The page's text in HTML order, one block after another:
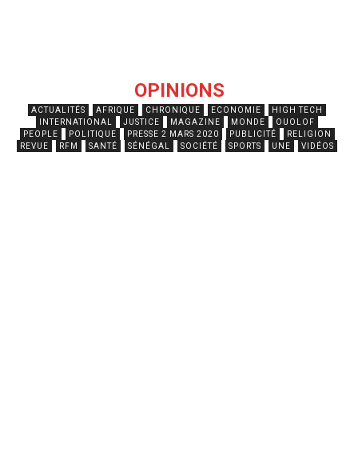
OPINIONS
ACTUALITÉS AFRIQUE CHRONIQUE ECONOMIE
HIGH TECH
INTERNATIONAL
JUSTICE MAGAZINE MONDE
OUOLOF
PEOPLE
POLITIQUE PRESSE 2 MARS 2020 PUBLICITÉ
RELIGION
REVUE
RFM SANTÉ SÉNÉGAL SOCIÉTÉ SPORTS UNE VIDÉOS